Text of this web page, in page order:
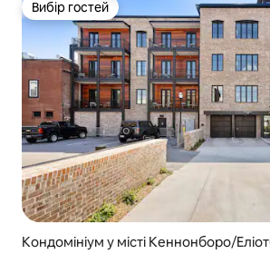
Вибір гостей
Вибір гостей
Кондомініум у місті Кеннонборо/